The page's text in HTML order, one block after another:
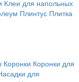
Клеи для напольных
Плинтус Плитка
Коронки Коронки для
для